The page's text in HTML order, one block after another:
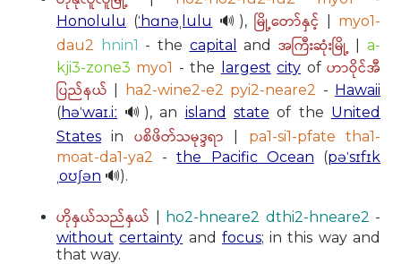
Honolulu (ˈhɑnəˌlulu 🔊), မြို့တော်နှင့်
myo1-
dau2
hnin1 - the capital and အကြီးဆုံးမြို့
a-
kji3-zone3 myo1 - the largest city ofဟာဝိုင်အီ
ပြည်နယ်
ha2-wine2-e2 pyi2-neare2 - Hawaii
(həˈwaɪ.iː 🔊), an island state of the United
States in ပစိဖိတ်သမုဒ္ဒရာ
pa1-si1-pfate tha1-
moat-da1-ya2
-the Pacific Ocean (pəˈsɪfɪk
ˌoʊʃən 🔊).
ဟိုနှယ်သည်နှယ် ho2-hneare2 dthi2-hneare2 -
without certainty and focus; in this way and
that way.